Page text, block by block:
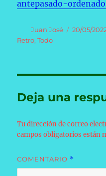
antepasado-
Autor
Juan José
Publicado
20/05/
Retro,Todo
Deja una
Tu dirección de correo
campos obligatorios están
COMENTARIO *